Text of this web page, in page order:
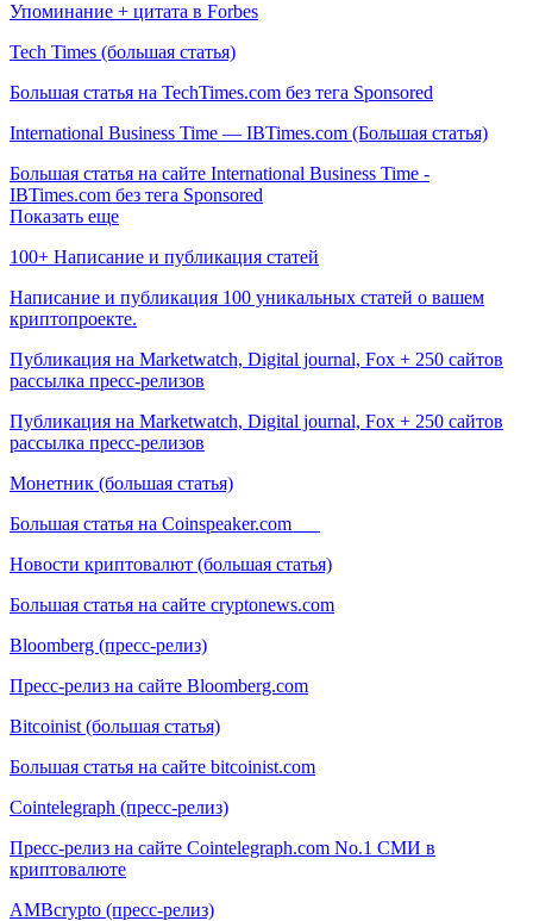
Упоминание + цитата в Forbes
Tech Times (большая статья)
Большая статья на TechTimes.com без тега Sponsored
International Business Time — IBTimes.com (Большая статья)
Большая статья на сайте International Business Time -
IBTimes.com без тега Sponsored
Показать еще
100+ Написание и публикация статей
Написание и публикация 100 уникальных статей о вашем
криптопроекте.
Публикация на Marketwatch, Digital journal, Fox + 250 сайтов
рассылка пресс-релизов
Публикация на Marketwatch, Digital journal, Fox + 250 сайтов
рассылка пресс-релизов
Монетник (большая статья)
Большая статья на Coinspeaker.com
Новости криптовалют (большая статья)
Большая статья на сайте cryptonews.com
Bloomberg (пресс-релиз)
Пресс-релиз на сайте Bloomberg.com
Bitcoinist (большая статья)
Большая статья на сайте bitcoinist.com
Cointelegraph (пресс-релиз)
Пресс-релиз на сайте Cointelegraph.com No.1 СМИ в
криптовалюте
AMBcrypto (пресс-релиз)